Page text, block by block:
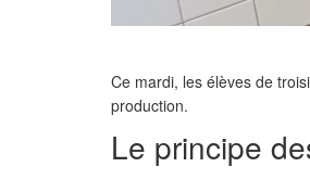
Ce mardi, les élèves de
production.
Le principe